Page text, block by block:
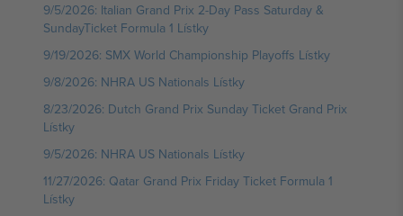
9/5/2026: Italian Grand Prix 2-Day Pass Saturday &
SundayTicket Formula 1 Lístky
9/19/2026: SMX World Championship Playoffs Lístky
9/8/2026: NHRA US Nationals Lístky
8/23/2026: Dutch Grand Prix Sunday Ticket Grand Prix
Lístky
9/5/2026: NHRA US Nationals Lístky
11/27/2026: Qatar Grand Prix Friday Ticket Formula 1
Lístky